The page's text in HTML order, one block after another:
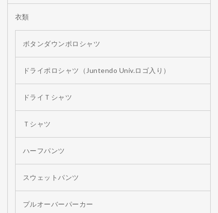
衣類
ボタンダウンポロシャツ
ドライポロシャツ（Juntendo Univ.ロゴ入り）
ドライＴシャツ
Ｔシャツ
ハーフパンツ
スウェットパンツ
プルオーバーパーカー